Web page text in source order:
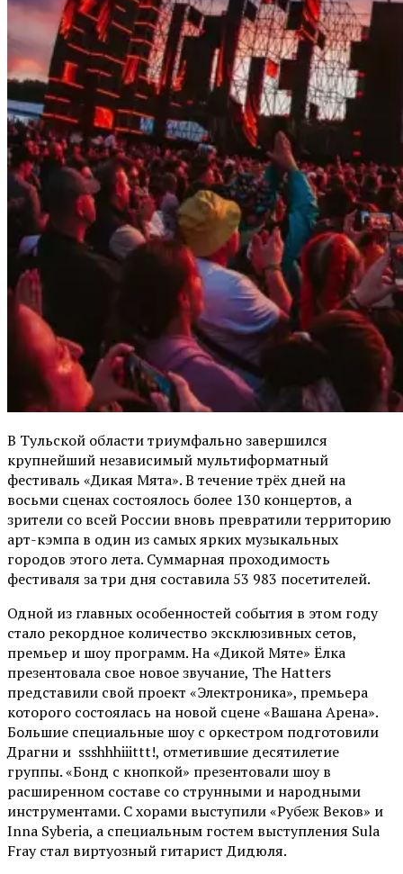
В Тульской области триумфально завершился
крупнейший независимый мультиформатный
фестиваль «Дикая Мята». В течение трёх дней на
восьми сценах состоялось более 130 концертов, а
зрители со всей России вновь превратили территорию
арт-кэмпа в один из самых ярких музыкальных
городов этого лета. Суммарная проходимость
фестиваля за три дня составила 53 983 посетителей.
Одной из главных особенностей события в этом году
стало рекордное количество эксклюзивных сетов,
премьер и шоу программ. На «Дикой Мяте» Ёлка
презентовала свое новое звучание, The Hatters
представили свой проект «Электроника», премьера
которого состоялась на новой сцене «Вашана Арена».
Большие специальные шоу с оркестром подготовили
Драгни и ssshhhiiittt!, отметившие десятилетие
группы. «Бонд с кнопкой» презентовали шоу в
расширенном составе со струнными и народными
инструментами. С хорами выступили «Рубеж Веков» и
Inna Syberia, а специальным гостем выступления Sula
Fray стал виртуозный гитарист Дидюля.